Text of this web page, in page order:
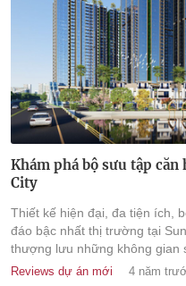
Khám phá bộ sưu tập căn
City
Thiết kế hiện đại, đa tiện ích,
đáo bậc nhất thị trường tại
thượng lưu những không gian
cầu của từng chủ nhân khắt
Reviews dự án mới 4 năm